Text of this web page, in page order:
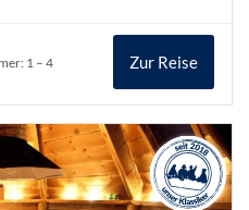
1 – 4 Zur Reise